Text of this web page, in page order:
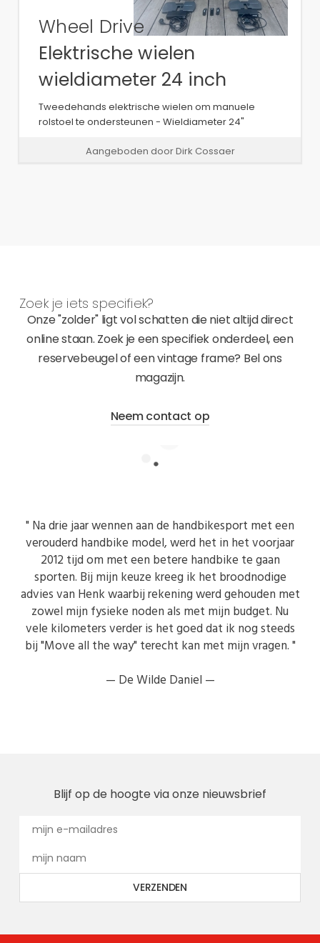
Wheel Drive
Elektrische wielen
wieldiameter 24 inch
Tweedehands elektrische wielen om manuele
rolstoel te ondersteunen - Wieldiameter 24"
Aangeboden door Dirk Cossaer
Zoek je iets specifiek?
Onze "zolder" ligt vol schatten die niet altijd direct
online staan. Zoek je een specifiek onderdeel, een
reservebeugel of een vintage frame? Bel ons
magazijn.
Neem contact op
" Na drie jaar wennen aan de handbikesport met een
verouderd handbike model, werd het in het voorjaar
2012 tijd om met een betere handbike te gaan
sporten. Bij mijn keuze kreeg ik het broodnodige
advies van Henk waarbij rekening werd gehouden met
zowel mijn fysieke noden als met mijn budget. Nu
vele kilometers verder is het goed dat ik nog steeds
bij "Move all the way" terecht kan met mijn vragen. "
— De Wilde Daniel —
Blijf op de hoogte via onze nieuwsbrief